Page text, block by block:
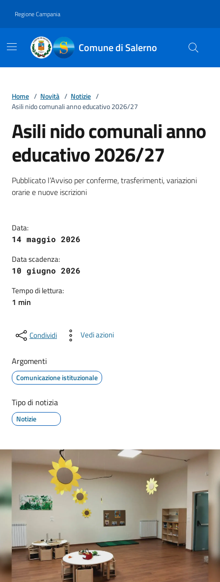
Regione Campania
Comune di Salerno
Home / Novità / Notizie /
Asili nido comunali anno educativo 2026/27
Asili nido comunali anno
educativo 2026/27
Dettagli della notizia
Pubblicato l’Avviso per conferme, trasferimenti, variazioni
orarie e nuove iscrizioni
Data:
14 maggio 2026
Data scadenza:
10 giugno 2026
Tempo di lettura:
1 min
Condividi Vedi azioni
Argomenti
Comunicazione istituzionale
Tipo di notizia
Notizie